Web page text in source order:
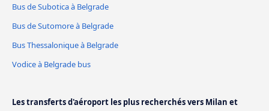
Bus de Subotica à Belgrade
Bus de Sutomore à Belgrade
Bus Thessalonique à Belgrade
Vodice à Belgrade bus
Les transferts d'aéroport les plus recherchés vers Milan et